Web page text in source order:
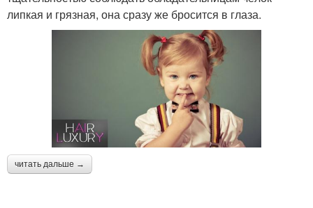
липкая и грязная, она сразу же бросится в глаза.
читать дальше →